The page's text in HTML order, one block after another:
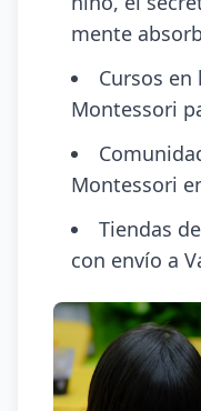
mente
Cursos
Montessori
Montessori
Tiendas
con envío a